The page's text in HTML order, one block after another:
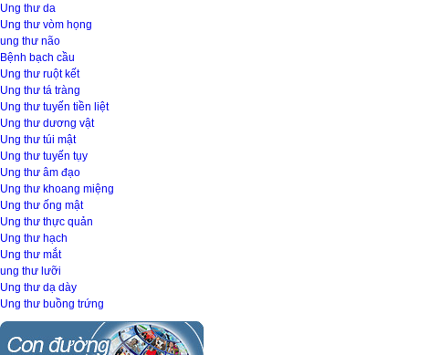
Ung thư da
Ung thư vòm họng
ung thư não
Bệnh bạch cầu
Ung thư ruột kết
Ung thư tá tràng
Ung thư tuyến tiền liệt
Ung thư dương vật
Ung thư túi mật
Ung thư tuyến tụy
Ung thư âm đạo
Ung thư khoang miệng
Ung thư ống mật
Ung thư thực quản
Ung thư hạch
Ung thư mắt
ung thư lưỡi
Ung thư dạ dày
Ung thư buồng trứng